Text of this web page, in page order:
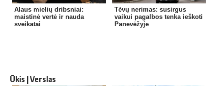
Alaus mielių dribsniai:
maistinė vertė ir nauda
sveikatai
Tėvų nerimas: susirgus
vaikui pagalbos tenka ieškoti
Panevėžyje
Ūkis | Verslas